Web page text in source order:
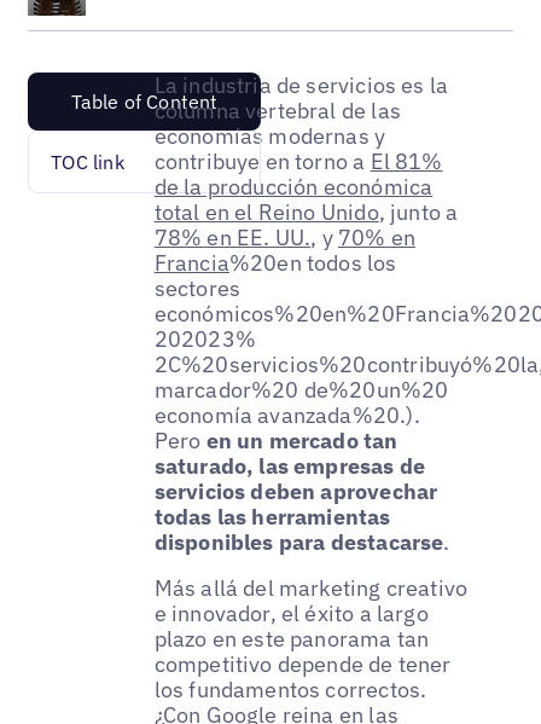
Table of Content
TOC link
La industria de servicios es la
columna vertebral de las
economías modernas y
contribuye en torno a El 81%
de la producción económica
total en el Reino Unido, junto a
78% en EE. UU., y 70% en
Francia%20en todos los
sectores
202023%
marcador%20 de%20un%20
economía avanzada%20.).
Pero en un mercado tan
saturado, las empresas de
servicios deben aprovechar
todas las herramientas
disponibles para destacarse.
Más allá del marketing creativo
e innovador, el éxito a largo
plazo en este panorama tan
competitivo depende de tener
los fundamentos correctos.
¿Con Google reina en las